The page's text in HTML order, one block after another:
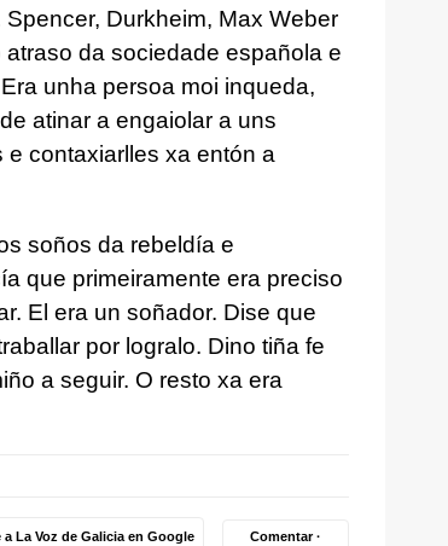
Durkheim, Max Weber
da sociedade española e
unha persoa moi inqueda,
atinar a engaiolar a uns
contaxiarlles xa entón a
soños da rebeldía e
que primeiramente era preciso
El era un soñador. Dise que
por logralo. Dino tiña fe
a seguir. O resto xa era
a La Voz de Galicia en Google Comentar ·